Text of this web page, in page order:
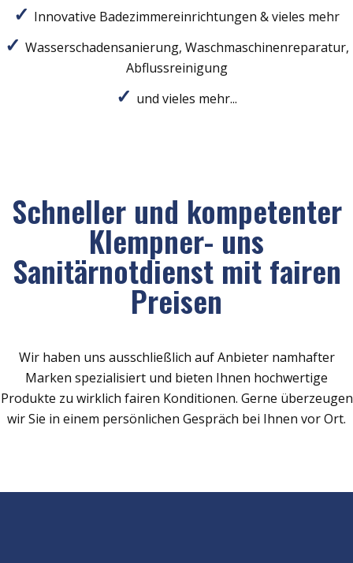
Innovative Badezimmereinrichtungen & vieles mehr
Wasserschadensanierung, Waschmaschinenreparatur,
Abflussreinigung
und vieles mehr...
Schneller und kompetenter
Klempner- uns
Sanitärnotdienst mit fairen
Preisen
Wir haben uns ausschließlich auf Anbieter namhafter
Marken spezialisiert und bieten Ihnen hochwertige
Produkte zu wirklich fairen Konditionen. Gerne überzeugen
wir Sie in einem persönlichen Gespräch bei Ihnen vor Ort.